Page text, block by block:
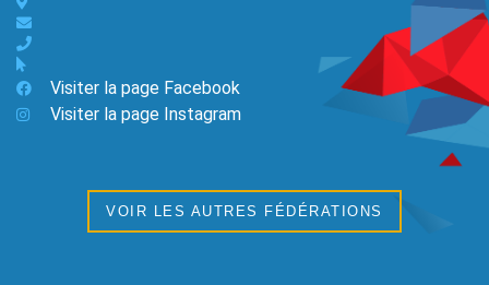
Visiter la page Facebook
Visiter la page Instagram
VOIR LES AUTRES FÉDÉRATIONS